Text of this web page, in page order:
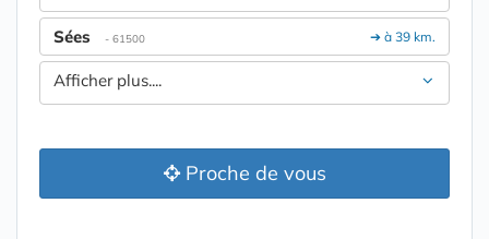
➔ à 39 km.
Sées - 61500
Afficher plus....
Proche de vous